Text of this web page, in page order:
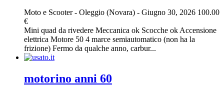
Moto e Scooter- Oleggio (Novara) - Giugno 30, 2026 100.00
€
Mini quad da rivedere Meccanica ok Scocche ok Accensione
elettrica Motore 50 4 marce semiautomatico (non ha la
frizione) Fermo da qualche anno, carbur...
motorino anni 60